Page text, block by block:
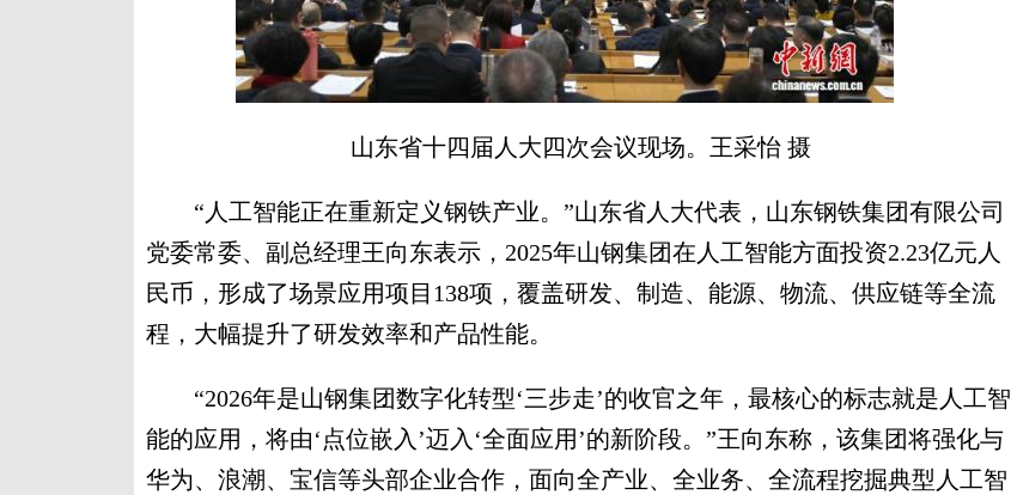
山东省十四届人大四次会议现场。王采怡 摄
“人工智能正在重新定义钢铁产业。”山东省人大代表，山东钢铁集团有限公司
党委常委、副总经理王向东表示，2025年山钢集团在人工智能方面投资2.23亿元人
民币，形成了场景应用项目138项，覆盖研发、制造、能源、物流、供应链等全流
程，大幅提升了研发效率和产品性能。
“2026年是山钢集团数字化转型‘三步走’的收官之年，最核心的标志就是人工智
能的应用，将由‘点位嵌入’迈入‘全面应用’的新阶段。”王向东称，该集团将强化与
华为、浪潮、宝信等头部企业合作，面向全产业、全业务、全流程挖掘典型人工智